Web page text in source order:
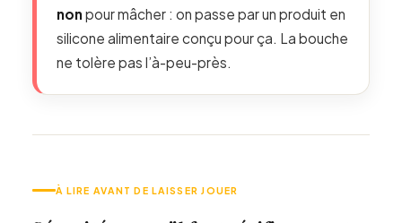
nonpour mâcher : on passe par un produit en
silicone alimentaire conçu pour ça. La bouche
ne tolère pas l’à-peu-près.
À LIRE AVANT DE LAISSER JOUER